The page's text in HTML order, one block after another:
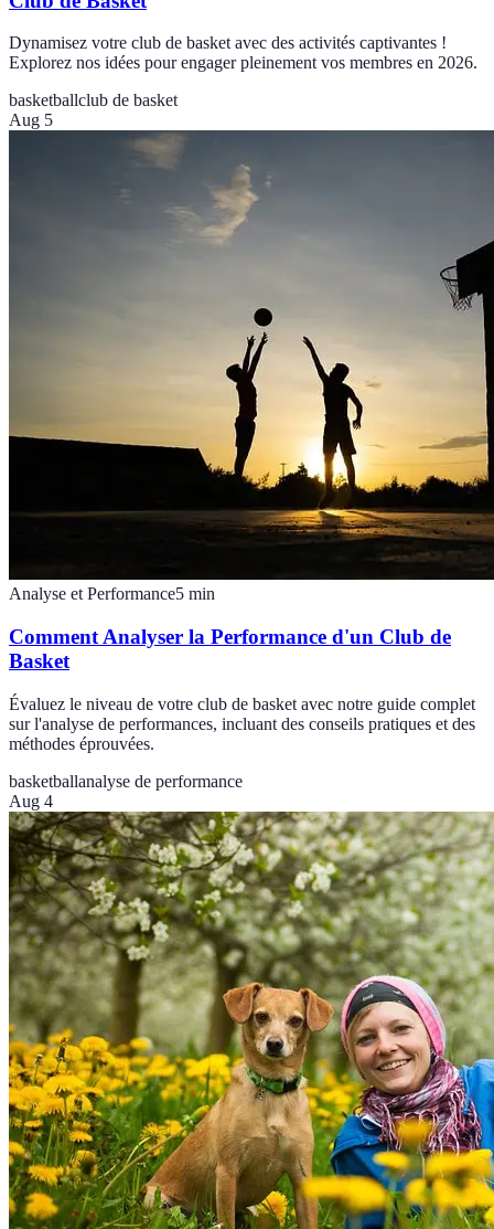
Dynamisez votre club de basket avec des activités captivantes !
Explorez nos idées pour engager pleinement vos membres en 2026.
basketballclub de basket
Aug 5
Analyse et Performance5 min
Comment Analyser la Performance d'un Club de
Basket
Évaluez le niveau de votre club de basket avec notre guide complet
sur l'analyse de performances, incluant des conseils pratiques et des
méthodes éprouvées.
basketballanalyse de performance
Aug 4